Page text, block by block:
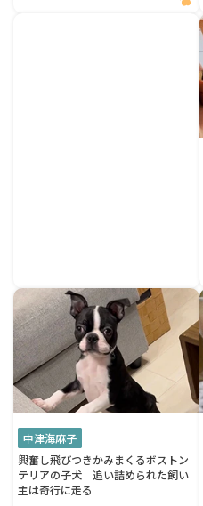
中津海麻子
興奮し飛びつきかみまくるボストン
テリアの子犬 追い詰められた飼い
主は奇行に走る